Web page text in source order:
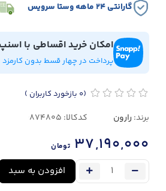
گارانتی ۲۴ ماهه وستا سرویس
امکان خرید اقساطی با
پرداخت در چهار قسط بدون کارمزد
(0 بازخورد کاربران )
برند: رارون کدکالا:
37,190,000 تومان
افزودن به سبد